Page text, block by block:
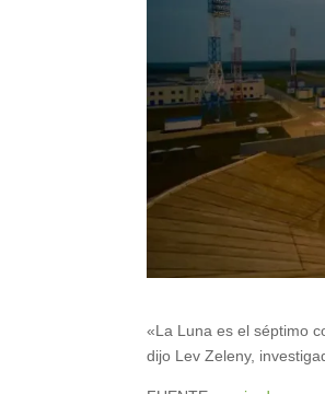
«La Luna es el séptimo
dijo Lev Zeleny,